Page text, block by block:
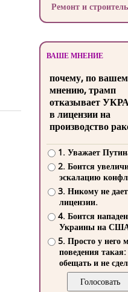
Ремонт и
ВАШЕ МНЕНИЕ
почему, по
мнению, трамп
отказывает
в лицензии на
производство
1. Уважает
2. Боится
эскалацию
3. Никому не
лицензии.
4. Боится
Украины на
5. Просто у него
поведения такая:
обещать и не